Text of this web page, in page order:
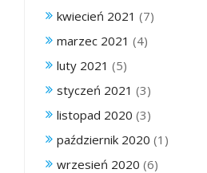
kwiecień 2021 (7)
marzec 2021 (4)
luty 2021 (5)
styczeń 2021 (3)
listopad 2020 (3)
październik 2020 (1)
wrzesień 2020 (6)